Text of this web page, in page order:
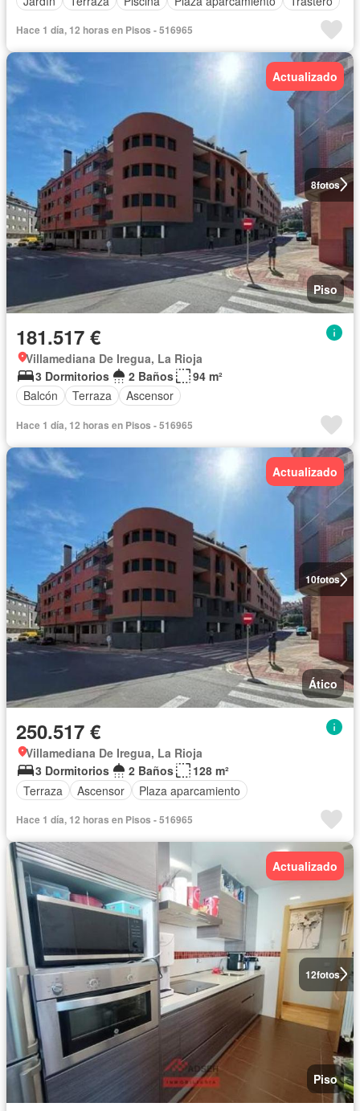
Hace 1 día, 12 horas en Pisos - 516965
8fotos
Actualizado
Piso
181.517 €
Villamediana De Iregua, La Rioja
3 Dormitorios
2 Baños
94 m²
Balcón
Terraza Ascensor
Hace 1 día, 12 horas en Pisos - 516965
10fotos
Actualizado
Ático
250.517 €
Villamediana De Iregua, La Rioja
3 Dormitorios
2 Baños
128 m²
Terraza
Ascensor Plaza aparcamiento
Hace 1 día, 12 horas en Pisos - 516965
12fotos
Actualizado
Piso